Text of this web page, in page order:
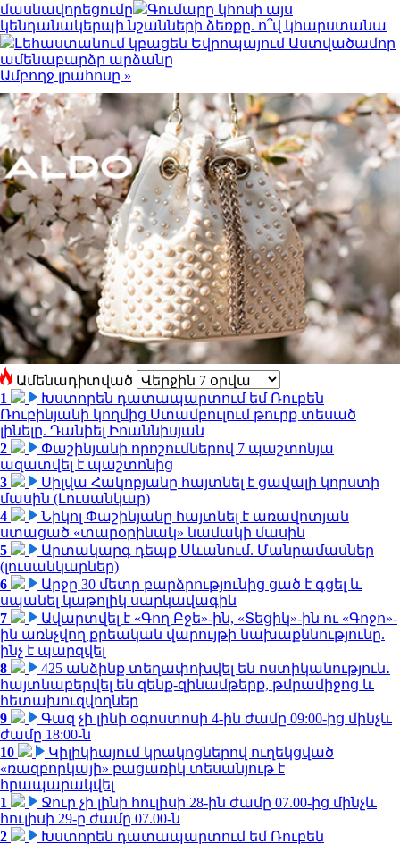
մասնավորեցումը
Գումարը կհոսի այս
կենդանակերպի նշանների ձեռքը. ո՞վ կհարստանա
Լեհաստանում կբացեն Եվրոպայում Աստվածամոր
ամենաբարձր արձանը
Ամբողջ լրահոսը »
Ամենադիտված
1
Խստորեն դատապարտում եմ Ռուբեն
Ռուբինյանի կողմից Ստամբուլում թուրք տեսած
լինելը. Դանիել Իոաննիսյան
2
Փաշինյանի որոշումներով 7 պաշտոնյա
ազատվել է պաշտոնից
3
Սիլվա Հակոբյանը հայտնել է ցավալի կորստի
մասին (Լուսանկար)
4
Նիկոլ Փաշինյանը հայտնել է առավոտյան
ստացած «տարօրինակ» նամակի մասին
5
Արտակարգ դեպք Սևանում. Մանրամասներ
(լուսանկարներ)
6
Արջը 30 մետր բարձրությունից ցած է գցել և
սպանել կաթոլիկ սարկավագին
7
Ավարտվել է «Գող Բջե»-ին, «Տեցիկ»-ին ու «Գոջո»-
ին առնչվող քրեական վարույթի նախաքննությունը.
ինչ է պարզվել
8
425 անձինք տեղափոխվել են ոստիկանություն․
հայտնաբերվել են զենք-զինամթերք, թմրամիջոց և
հետախուզվողներ
9
Գազ չի լինի օգոստոսի 4-ին ժամը 09:00-ից մինչև
ժամը 18:00-ն
10
Կիլիկիայում կրակոցներով ուղեկցված
«ռազբորկայի» բացառիկ տեսանյութ է
հրապարակվել
1
Ջուր չի լինի հուլիսի 28-ին ժամը 07.00-ից մինչև
հուլիսի 29-ը ժամը 07.00-ն
2
Խստորեն դատապարտում եմ Ռուբեն